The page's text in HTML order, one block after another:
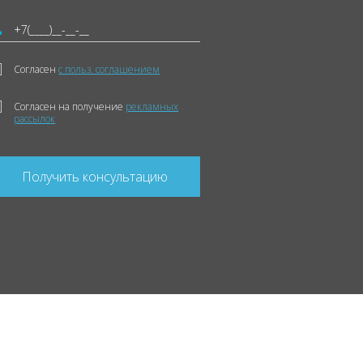
Согласенс польз. соглашением
Согласен на получение рекламных
рассылок
Получить консультацию